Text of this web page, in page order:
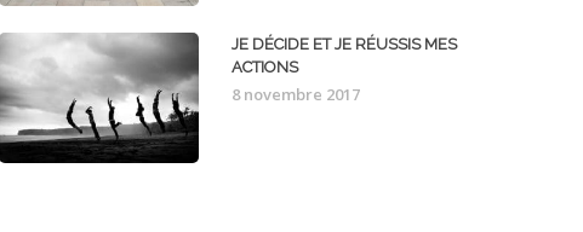
JE DÉCIDE ET JE RÉUSSIS MES
ACTIONS
8 novembre 2017